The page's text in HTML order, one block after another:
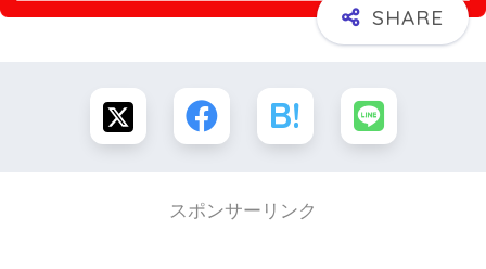
スポンサーリンク